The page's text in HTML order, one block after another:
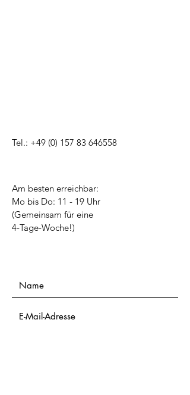
Tel.: +49 (0) 157 83 646558
Am besten erreichbar:
Mo bis Do: 11 - 19 Uhr
(Gemeinsam für eine
4-Tage-Woche!)